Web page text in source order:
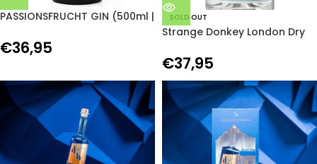
PASSIONSFRUCHT GIN (500ml |
€36,95
SOLD OUT
Strange Donkey London Dry
€37,95